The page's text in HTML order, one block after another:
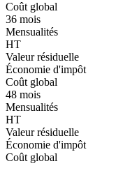
Coût global
36 mois
Mensualités
HT
Valeur résiduelle
Économie d'impôt
Coût global
48 mois
Mensualités
HT
Valeur résiduelle
Économie d'impôt
Coût global